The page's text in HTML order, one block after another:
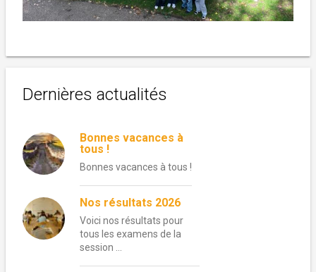
Dernières actualités
Bonnes vacances à
tous !
Bonnes vacances à tous !
Nos résultats 2026
Voici nos résultats pour
tous les examens de la
session …